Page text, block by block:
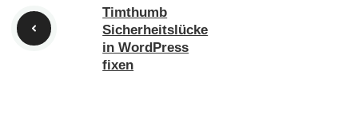
Timthumb
Sicherheitslücke
in WordPress
fixen